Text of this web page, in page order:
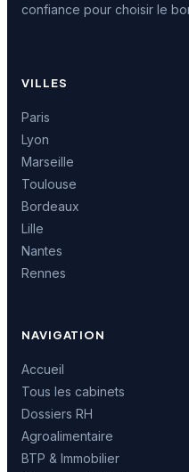
confiance pour choisir le
VILLES
Paris
Lyon
Marseille
Toulouse
Bordeaux
Lille
Nantes
Rennes
NAVIGATION
Accueil
Tous les cabinets
Dossiers RH
Agroalimentaire
BTP & Immobilier